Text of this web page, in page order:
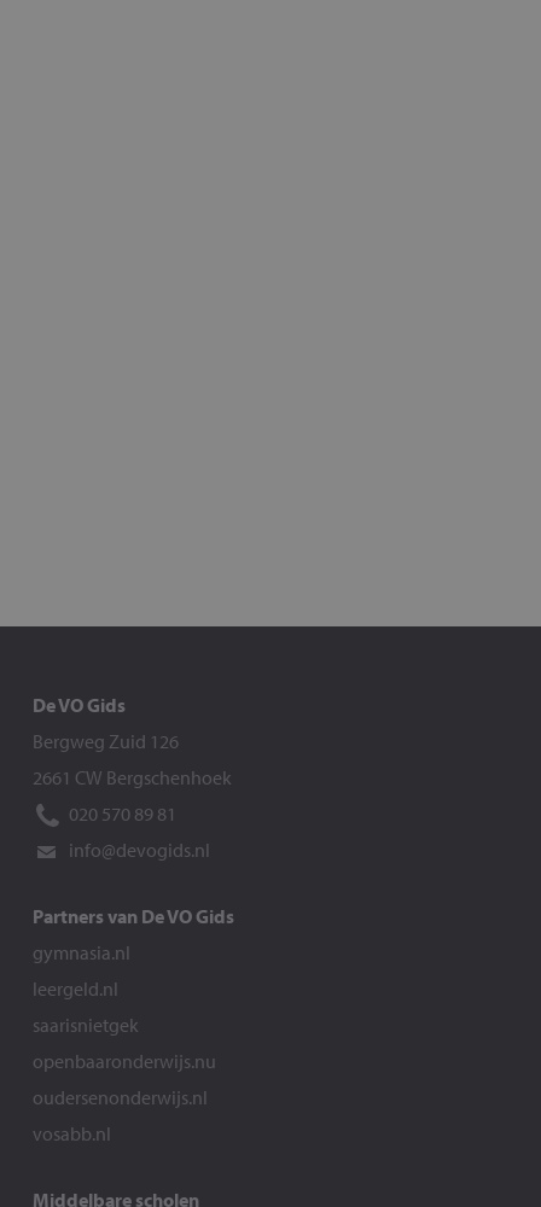
De VO Gids
Bergweg Zuid 126
2661 CW Bergschenhoek
020 570 89 81
info@devogids.nl
Partners van De VO Gids
gymnasia.nl
leergeld.nl
saarisnietgek
openbaaronderwijs.nu
oudersenonderwijs.nl
vosabb.nl
Middelbare scholen